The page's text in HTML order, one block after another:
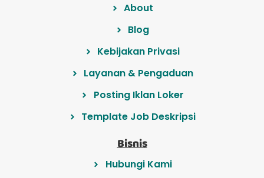
About
Blog
Kebijakan Privasi
Layanan & Pengaduan
Posting Iklan Loker
Template Job Deskripsi
Bisnis
Hubungi Kami